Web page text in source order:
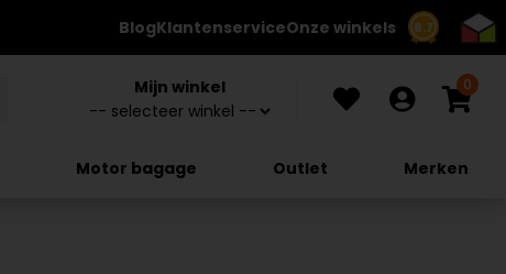
8.7
BlogKlantenserviceOnze winkels
Mijn winkel 0
Motor bagage Outlet Merken